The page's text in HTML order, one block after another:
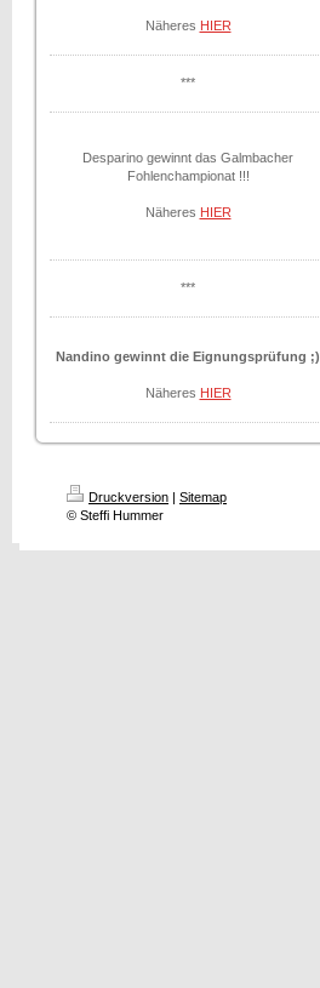
Näheres HIER
***
Desparino gewinnt das Galmbacher
Fohlenchampionat !!!
Näheres HIER
***
Nandino gewinnt die Eignungsprüfung ;)
Näheres HIER
Druckversion | Sitemap
© Steffi Hummer